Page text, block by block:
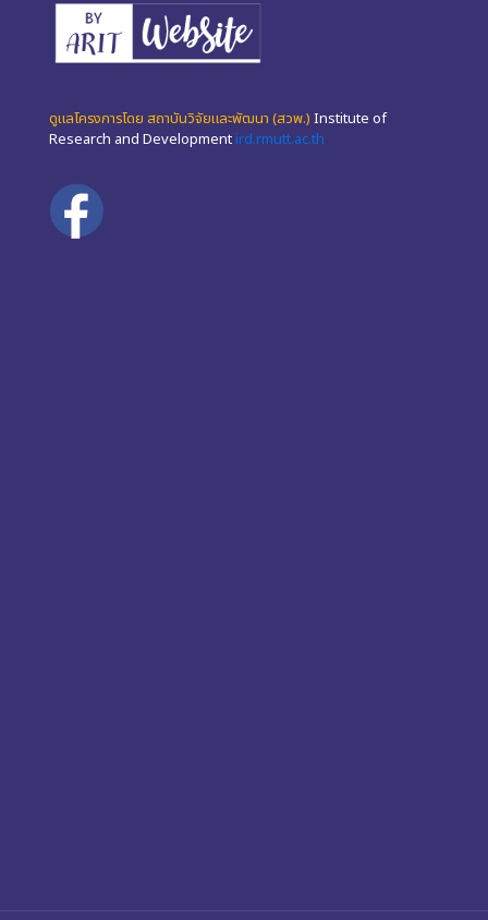
ดูแลโครงการโดย สถาบันวิจัยและพัฒนา (สวพ.) Institute of
Research and Development ird.rmutt.ac.th